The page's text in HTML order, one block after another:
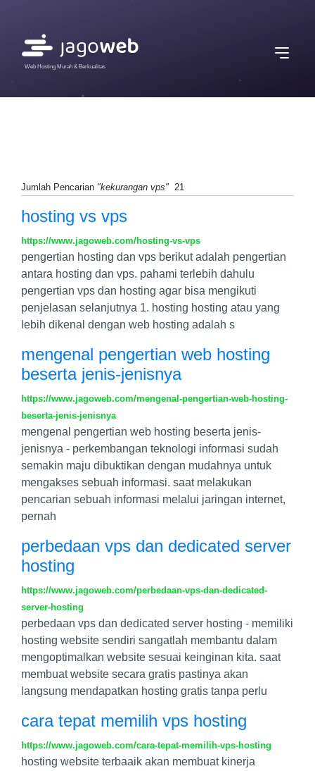
Web Hosting Murah & Berkualitas
Jumlah Pencarian "kekurangan vps" 21
hosting vs vps
https://www.jagoweb.com/hosting-vs-vps
pengertian hosting dan vps berikut adalah pengertian
antara hosting dan vps. pahami terlebih dahulu
pengertian vps dan hosting agar bisa mengikuti
penjelasan selanjutnya 1. hosting hosting atau yang
lebih dikenal dengan web hosting adalah s
mengenal pengertian web hosting
beserta jenis-jenisnya
https://www.jagoweb.com/mengenal-pengertian-web-hosting-
beserta-jenis-jenisnya
mengenal pengertian web hosting beserta jenis-
jenisnya - perkembangan teknologi informasi sudah
semakin maju dibuktikan dengan mudahnya untuk
mengakses sebuah informasi. saat melakukan
pencarian sebuah informasi melalui jaringan internet,
pernah
perbedaan vps dan dedicated server
hosting
https://www.jagoweb.com/perbedaan-vps-dan-dedicated-
server-hosting
perbedaan vps dan dedicated server hosting - memiliki
hosting website sendiri sangatlah membantu dalam
mengoptimalkan website sesuai keinginan kita. saat
membuat website secara gratis pastinya akan
langsung mendapatkan hosting gratis tanpa perlu
cara tepat memilih vps hosting
https://www.jagoweb.com/cara-tepat-memilih-vps-hosting
hosting website terbaaik akan membuat kinerja